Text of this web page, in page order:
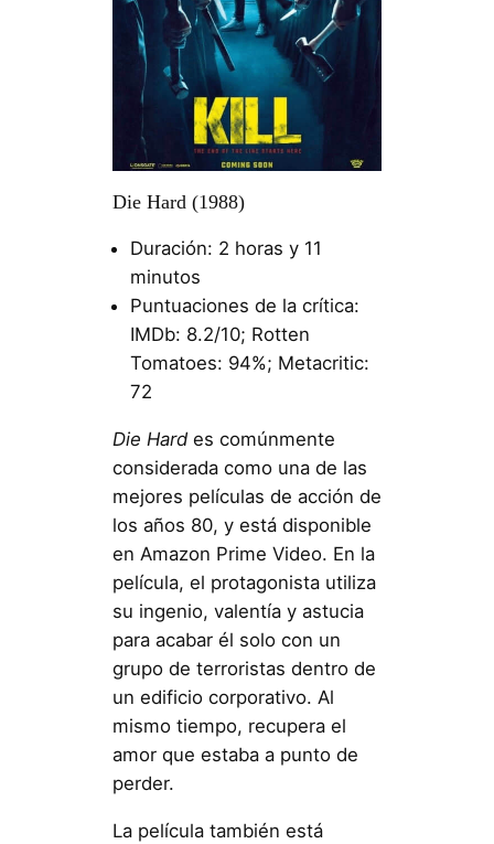
Die Hard (1988)
Duración: 2 horas y 11
minutos
Puntuaciones de la crítica:
IMDb: 8.2/10; Rotten
Tomatoes: 94%; Metacritic:
72
Die Hardes comúnmente
considerada como una de las
mejores películas de acción de
los años 80, y está disponible
en Amazon Prime Video. En la
película, el protagonista utiliza
su ingenio, valentía y astucia
para acabar él solo con un
grupo de terroristas dentro de
un edificio corporativo. Al
mismo tiempo, recupera el
amor que estaba a punto de
perder.
La película también está